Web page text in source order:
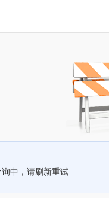
中，请刷新重试